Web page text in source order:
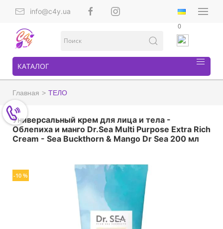
info@c4y.ua
0
КАТАЛОГ
Главная ТЕЛО
Универсальный крем для лица и тела -
Облепиха и манго Dr.Sea Multi Purpose Extra Rich
Cream - Sea Buckthorn & Mango Dr Sea 200 мл
-10 %